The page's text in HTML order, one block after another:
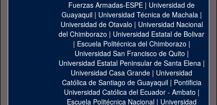
Fuerzas Armadas-ESPE | Universidad de
Guayaquil| Universidad Técnica de Machala|
Universidad de Otavalo | Universidad Nacional
del Chimborazo | Universidad Estatal de Bolivar
| Escuela Politécnica del Chimborazo |
Universidad San Francisco de Quito |
Universidad Estatal Peninsular de Santa Elena|
Universidad Casa Grande | Universidad
Católica de Santiago de Guayaquil| Pontificia
Universidad Católica del Ecuador - Ambato |
Escuela Politécnica Nacional| Universidad